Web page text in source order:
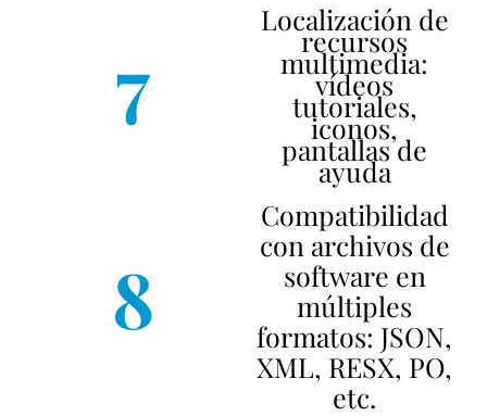
7
Localización de
recursos
multimedia:
vídeos
tutoriales,
iconos,
pantallas de
ayuda
8
Compatibilidad
con archivos de
software en
múltiples
formatos: JSON,
XML, RESX, PO,
etc.